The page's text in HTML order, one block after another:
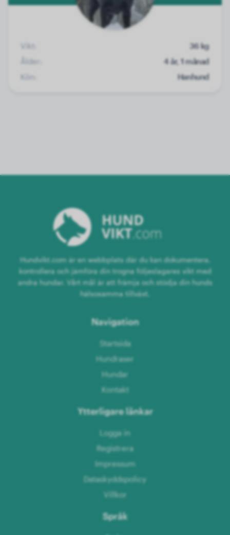
Vikt:
36 kg
Ålder:
4 år, 1 månad
Kön:
Hanhund
Hundvikt.com är en webbplats där du kan dokumentera,
kontrollera och jämföra din trogna följeslagares vikt med
andra hundar. Vårt mål är att främja och stödja din hunds
hälsosamma tillväxt.
Navigation
Startsida
Hundraser
Hundar
Kontakt
Ytterligare länkar
Logga in
Registrera
Impressum
Dataskyddspolicy
Villkor
Språk